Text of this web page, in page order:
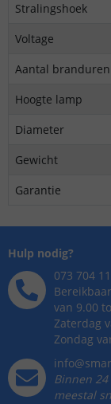
Stralingshoek
Voltage
Aantal branduren
Hoogte lamp
Diameter
Gewicht
Garantie
Hulp nodig?
073 704
van 9.00
Zaterdag
Zondag
Binnen
meestal